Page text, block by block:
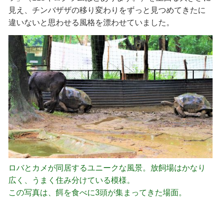
見え、チンバザザの移り変わりをずっと見つめてきたに
違いないと思わせる風格を漂わせていました。
ロバとカメが同居するユニークな風景。放飼場はかなり
広く、うまく住み分けている模様。
この写真は、餌を食べに3頭が集まってきた場面。